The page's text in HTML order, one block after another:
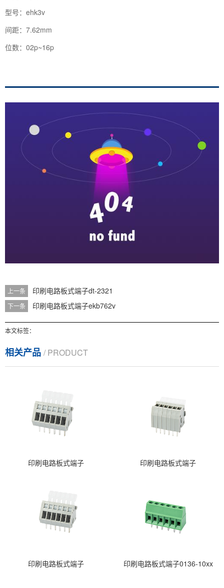
型号：ehk3v
间距：7.62mm
位数：02p~16p
上一条 印刷电路板式端子dt-2321
下一条 印刷电路板式端子ekb762v
本文标签：
相关产品 / PRODUCT
印刷电路板式端子 印刷电路板式端子
印刷电路板式端子 印刷电路板式端子0136-10xx